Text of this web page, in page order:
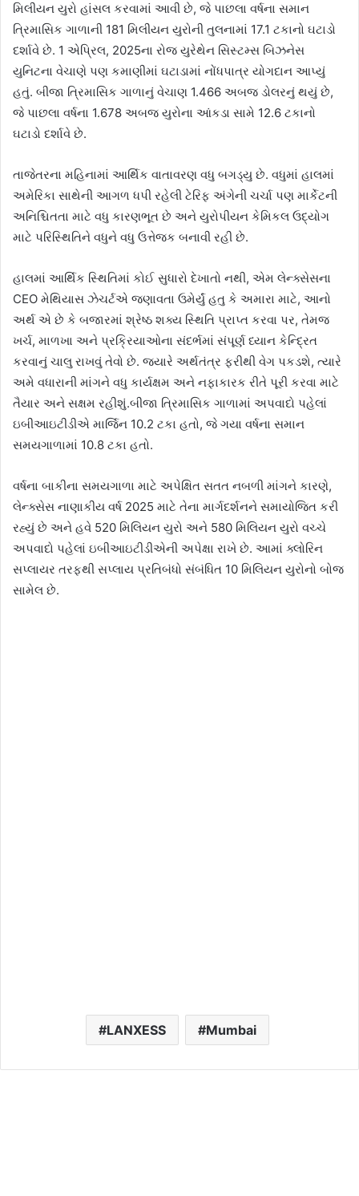
મિલીયન યુરો હાંસલ કરવામાં આવી છે, જે પાછલા વર્ષના સમાન
ત્રિમાસિક ગાળાની 181 મિલીયન યુરોની તુલનામાં 17.1 ટકાનો ઘટાડો
દર્શાવે છે. 1 એપ્રિલ, 2025ના રોજ યુરેથેન સિસ્ટમ્સ બિઝનેસ
યુનિટના વેચાણે પણ કમાણીમાં ઘટાડામાં નોંધપાત્ર યોગદાન આપ્યું
હતું. બીજા ત્રિમાસિક ગાળાનું વેચાણ 1.466 અબજ ડોલરનું થયું છે,
જે પાછલા વર્ષના 1.678 અબજ યુરોના આંકડા સામે 12.6 ટકાનો
ઘટાડો દર્શાવે છે.
તાજેતરના મહિનામાં આર્થિક વાતાવરણ વધુ બગડ્યુ છે. વધુમાં હાલમાં
અમેરિકા સાથેની આગળ ધપી રહેલી ટેરિફ અંગેની ચર્ચા પણ માર્કેટની
અનિશ્ચિતતા માટે વધુ કારણભૂત છે અને યુરોપીયન કેમિકલ ઉદ્યોગ
માટે પરિસ્થિતિને વધુને વધુ ઉત્તેજક બનાવી રહી છે.
હાલમાં આર્થિક સ્થિતિમાં કોઈ સુધારો દેખાતો નથી, એમ લેન્ક્સેસના
CEO મેથિયાસ ઝેચર્ટએ જણાવતા ઉમેર્યું હતુ કે અમારા માટે, આનો
અર્થ એ છે કે બજારમાં શ્રેષ્ઠ શક્ય સ્થિતિ પ્રાપ્ત કરવા પર, તેમજ
ખર્ચ, માળખા અને પ્રક્રિયાઓના સંદર્ભમાં સંપૂર્ણ ધ્યાન કેન્દ્રિત
કરવાનું ચાલુ રાખવું તેવો છે. જ્યારે અર્થતંત્ર ફરીથી વેગ પકડશે, ત્યારે
અમે વધારાની માંગને વધુ કાર્યક્ષમ અને નફાકારક રીતે પૂરી કરવા માટે
તૈયાર અને સક્ષમ રહીશું.બીજા ત્રિમાસિક ગાળામાં અપવાદો પહેલાં
ઇબીઆઇટીડીએ માર્જિન 10.2 ટકા હતો, જે ગયા વર્ષના સમાન
સમયગાળામાં 10.8 ટકા હતો.
વર્ષના બાકીના સમયગાળા માટે અપેક્ષિત સતત નબળી માંગને કારણે,
લેન્ક્સેસ નાણાકીય વર્ષ 2025 માટે તેના માર્ગદર્શનને સમાયોજિત કરી
રહ્યું છે અને હવે 520 મિલિયન યુરો અને 580 મિલિયન યુરો વચ્ચે
અપવાદો પહેલાં ઇબીઆઇટીડીએની અપેક્ષા રાખે છે. આમાં ક્લોરિન
સપ્લાયર તરફથી સપ્લાય પ્રતિબંધો સંબંધિત 10 મિલિયન યુરોનો બોજ
સામેલ છે.
LANXESS Mumbai